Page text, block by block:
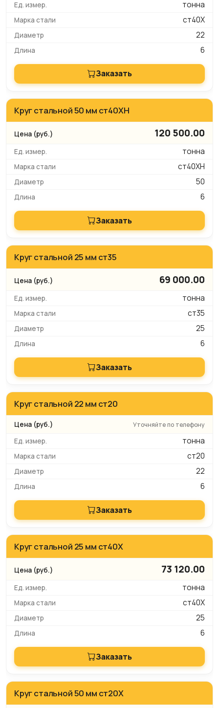
тонна
ст40Х
22
6
Заказать
Круг стальной 50 мм ст40ХН
120 500.00
тонна
ст40ХН
50
6
Заказать
Круг стальной 25 мм ст35
69 000.00
тонна
ст35
25
6
Заказать
Круг стальной 22 мм ст20
Уточняйте по телефону
тонна
ст20
22
6
Заказать
Круг стальной 25 мм ст40Х
73 120.00
тонна
ст40Х
25
6
Заказать
Круг стальной 50 мм ст20Х